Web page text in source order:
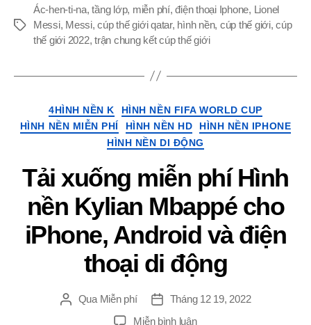
2022
Chung
kết
Thẻ
Ác-hen-ti-na,tầng lớp, miễn phí,điện thoại Iphone, Lionel
Messi, Messi,cúp thế giới qatar, hình nền, cúp thế giới,cúp
thế giới 2022,trận chung kết cúp thế giới
Thể
loại
4HÌNH NỀN K
HÌNH NỀN FIFA WORLD CUP
HÌNH NỀN MIỄN PHÍ
HÌNH NỀN HD
HÌNH NỀN IPHONE
HÌNH NỀN DI ĐỘNG
Tải xuống miễn phí Hình
nền Kylian Mbappé cho
iPhone, Android và điện
thoại di động
ĐăngQua Miễn phí
Ngay
gưỉ
Tháng 12 19, 2022
Miễn bình luậnTRÊN